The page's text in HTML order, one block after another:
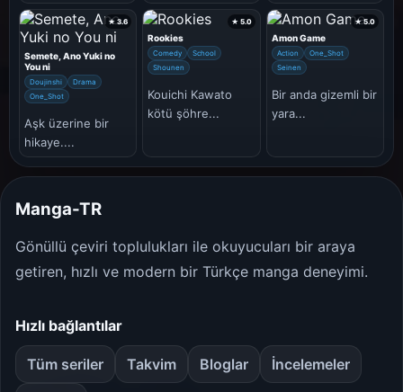
★ 3.6
Semete, Ano Yuki no
You ni
Doujinshi
Drama
One_Shot
Aşk üzerine bir
hikaye....
★ 5.0
Rookies
Comedy
School
Shounen
Kouichi Kawato
kötü şöhre...
★ 5.0
Amon Game
Action
One_Shot
Seinen
Bir anda gizemli bir
yara...
Manga-TR
Gönüllü çeviri toplulukları ile okuyucuları bir araya
getiren, hızlı ve modern bir Türkçe manga deneyimi.
Hızlı bağlantılar
Tüm seriler Takvim Bloglar İncelemeler